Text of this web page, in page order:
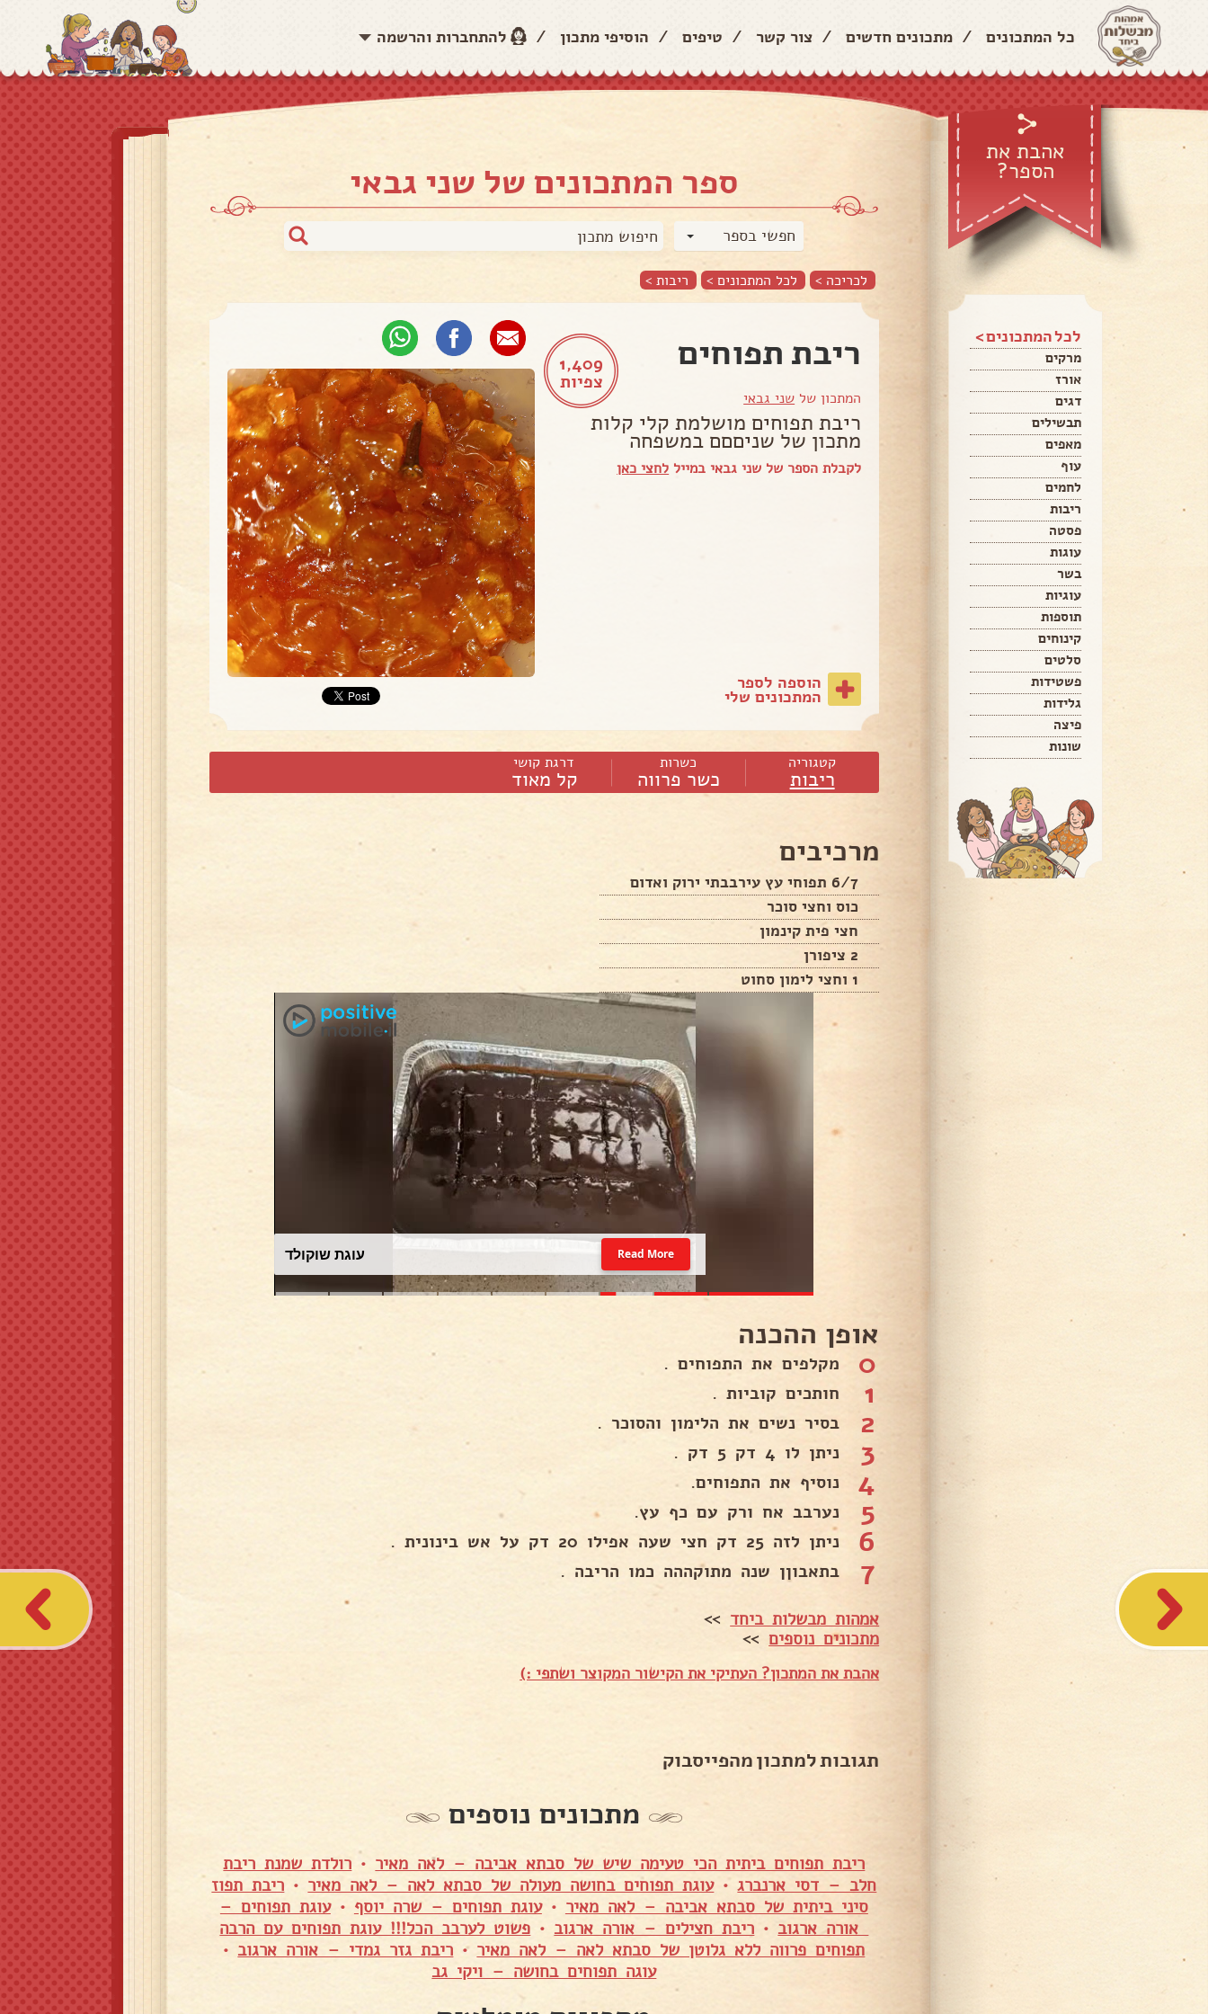
כל המתכונים / מתכונים חדשים / צור קשר / טיפים / הוסיפי מתכון / להתחברות והרשמה
אהבת את
הספר?
לכל המתכונים >
מרקים
אורז
דגים
תבשילים
מאפים
עוף
לחמים
ריבות
פסטה
עוגות
בשר
עוגיות
תוספות
קינוחים
סלטים
פשטידות
גלידות
פיצה
שונות
ספר המתכונים של שני גבאי
חפשי בספר
לכריכה > לכל המתכונים > ריבות >
1,409
צפיות
ריבת תפוחים
המתכון של שני גבאי
ריבת תפוחים מושלמת קלי קלות
מתכון של שניםםם במשפחה
לקבלת הספר של שני גבאי במייל לחצי כאן
הוספה לספר
המתכונים שלי
קטגוריה
ריבות
כשרות
כשר פרווה
דרגת קושי
קל מאוד
מרכיבים
6/7 תפוחי עץ עירבבתי ירוק ואדום
כוס וחצי סוכר
חצי פית קינמון
2 ציפורן
1 וחצי לימון סחוט
עוגת שוקולד Read More
אופן ההכנה
0 מקלפים את התפוחים .
1 חותכים קוביות .
2 בסיר נשים את הלימון והסוכר .
3 ניתן לו 4 דק 5 דק .
4 נוסיף את התפוחים.
5 נערבב אח ורק עם כף עץ.
6 ניתן לזה 25 דק חצי שעה אפילו 20 דק על אש בינונית .
7 בתאבוןן שנה מתוקההה כמו הריבה .
אמהות מבשלות ביחד >>
מתכונים נוספים>>
אהבת את המתכון? העתיקי את הקישור המקוצר ושתפי :)
תגובות למתכון מהפייסבוק
מתכונים נוספים
ריבת תפוחים ביתית הכי טעימה שיש של סבתא אביבה – לאה מאיר • רולדת שמנת ריבת
חלב – דסי ארנברג•עוגת תפוחים בחושה מעולה של סבתא לאה – לאה מאיר • ריבת תפוז
סיני ביתית של סבתא אביבה – לאה מאיר •עוגת תפוחים – שרה יוסף •עוגת תפוחים –
אורה ארגוב • ריבת חצילים – אורה ארגוב • פשוט לערבב הכל!!! עוגת תפוחים עם הרבה
תפוחים פרווה ללא גלוטן של סבתא לאה – לאה מאיר • ריבת גזר גמדי – אורה ארגוב •
עוגה תפוחים בחושה – ויקי גב